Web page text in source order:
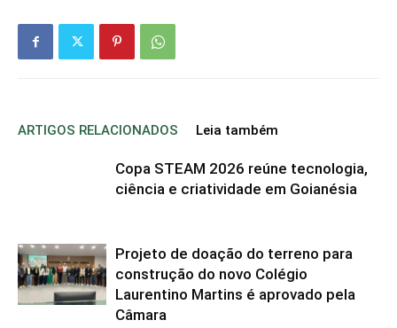
ARTIGOS RELACIONADOS Leia também
Copa STEAM 2026 reúne tecnologia,
ciência e criatividade em Goianésia
Projeto de doação do terreno para
construção do novo Colégio
Laurentino Martins é aprovado pela
Câmara